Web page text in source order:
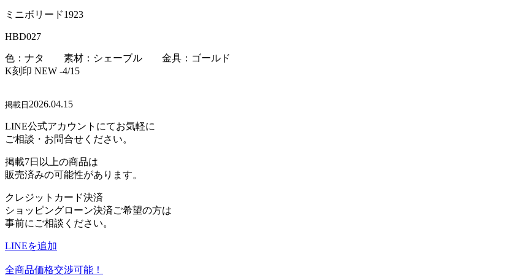
ミニボリード1923
HBD027
色：ナタ 素材：シェーブル 金具：ゴールド
K刻印 NEW -4/15
掲載日 2026.04.15
LINE公式アカウントにてお気軽に
ご相談・お問合せください。
掲載7日以上の商品は
販売済みの可能性があります。
クレジットカード決済
ショッピングローン決済ご希望の方は
事前にご相談ください。
LINEを追加
全商品価格交渉可能！